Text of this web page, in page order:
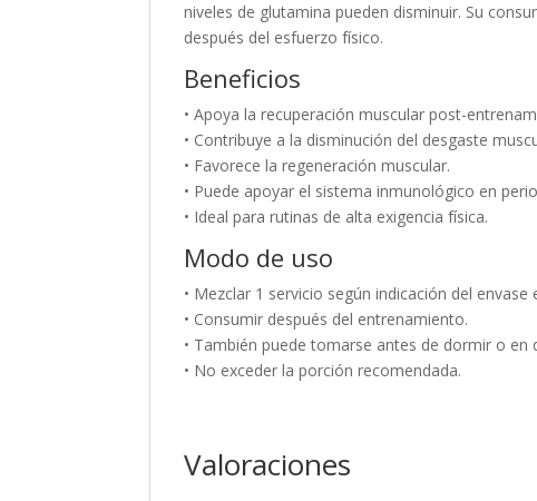
niveles de glutamina pueden disminuir. Su
después del esfuerzo físico.
Beneficios
• Apoya la recuperación muscular post-
• Contribuye a la disminución del desgaste
• Favorece la regeneración muscular.
• Puede apoyar el sistema inmunológico en
• Ideal para rutinas de alta exigencia física.
Modo de uso
• Mezclar 1 servicio según indicación del envase
• Consumir después del entrenamiento.
• También puede tomarse antes de dormir o en
• No exceder la porción recomendada.
Valoraciones